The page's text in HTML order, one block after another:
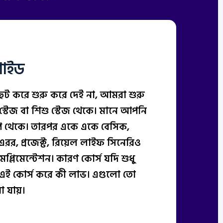
করে শুরু করে দেই না, আমরা শুরু
বা শিশু স্টেজ থেকে। মানে আপনি
তারপর একে একে বেসিক,
এরর, প্রজেক্ট, রিয়েল লাইফ সিনেরিও
কারণ কোর্স যদি শুধু
এই কোর্স করে কী লাভ। এগুলো তো
যায়।